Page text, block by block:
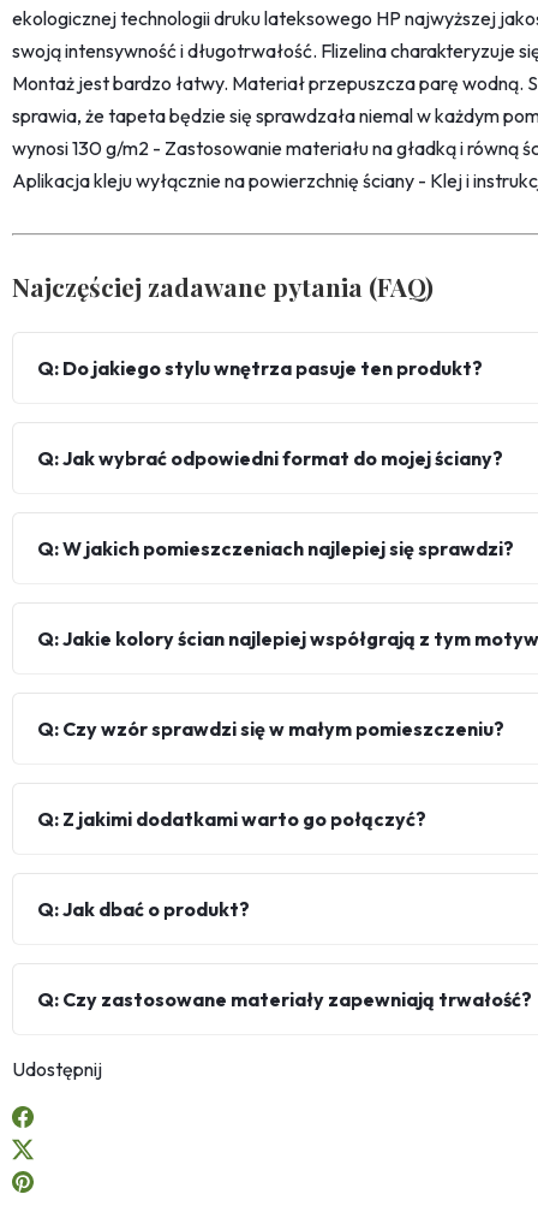
ekologicznej technologii druku lateksowego HP najwyższej
swoją intensywność i długotrwałość. Flizelina charakteryzuje
Montaż jest bardzo łatwy. Materiał przepuszcza parę wodną.
sprawia, że tapeta będzie się sprawdzała niemal w każdym
wynosi 130 g/m2 - Zastosowanie materiału na gładką i równą
Aplikacja kleju wyłącznie na powierzchnię ściany - Klej i
Najczęściej zadawane pytania (FAQ)
Q: Do jakiego stylu wnętrza pasuje ten produkt?
Q: Jak wybrać odpowiedni format do mojej ściany?
Q: W jakich pomieszczeniach najlepiej się sprawdzi?
Q: Jakie kolory ścian najlepiej współgrają z tym
Q: Czy wzór sprawdzi się w małym pomieszczeniu?
Q: Z jakimi dodatkami warto go połączyć?
Q: Jak dbać o produkt?
Q: Czy zastosowane materiały zapewniają trwałość?
Udostępnij